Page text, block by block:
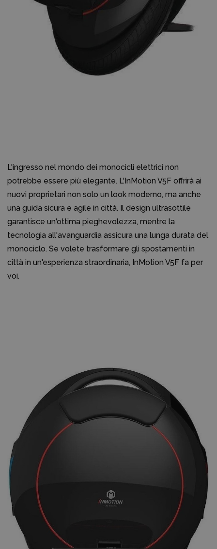
L'ingresso nel mondo dei monocicli elettrici non
potrebbe essere più elegante. L'InMotion V5F offrirà ai
nuovi proprietari non solo un look moderno, ma anche
una guida sicura e agile in città. Il design ultrasottile
garantisce un'ottima pieghevolezza, mentre la
tecnologia all'avanguardia assicura una lunga durata del
monociclo. Se volete trasformare gli spostamenti in
città in un'esperienza straordinaria, InMotion V5F fa per
voi.